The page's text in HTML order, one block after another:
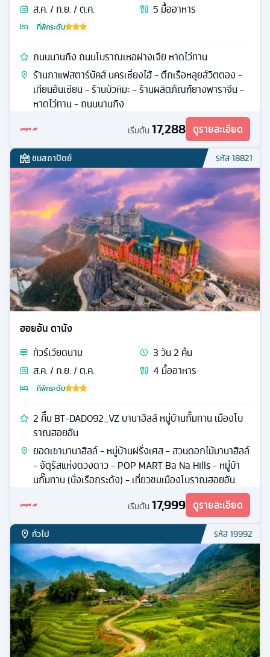
ส.ค. / ก.ย. / ต.ค.
5 มื้ออาหาร
ที่พักระดับ
ถนนนานกิง ถนนโบราณเหอฝางเจีย หาดไว่ทาน
ร้านกาแฟสตาร์บัคส์ นครเซี่ยงไฮ้ - ตึกเรือหลุยส์วิตตอง -
เทียนอันเซียน - ร้านบัวหิมะ - ร้านผลิตภัณฑ์ยางพาราจีน -
หาดไว่ทาน - ถนนนานกิง
เริ่มต้น 17,288 ดูรายละเอียด
ชมสถาปัตย์ รหัส18821
ฮอยอัน ดานัง
ทัวร์เวียดนาม 3วัน2 คืน
ส.ค. / ก.ย. / ต.ค.
4 มื้ออาหาร
ที่พักระดับ
2 คีืน BT-DAD092_VZ บานาฮิลล์ หมู่บ้านกั๊มทาน เมืองโบ
ราณฮอยอัน
ยอดเขาบานาฮิลล์ - หมู่บ้านฝรั่งเศส - สวนดอกไม้บานาฮิลล์
- จัตุรัสแห่งดวงดาว - POP MART Ba Na Hills - หมู่บ้า
นกั๊มทาน (นั่งเรือกระด้ง) - เที่ยวชมเมืองโบราณฮอยอัน
เริ่มต้น 17,999 ดูรายละเอียด
ทั่วไป รหัส19992